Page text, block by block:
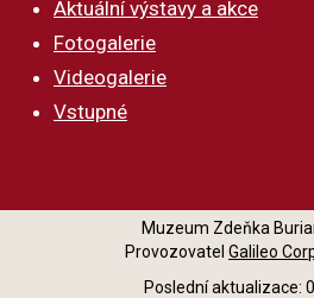
Aktuální výstavy a akce
Fotogalerie
Videogalerie
Vstupné
Muzeum Zdeňka
Provozovatel Galileo
Poslední aktualizace: